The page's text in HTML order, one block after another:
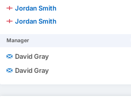
Jordan Smith
Jordan Smith
Manager
David Gray
David Gray